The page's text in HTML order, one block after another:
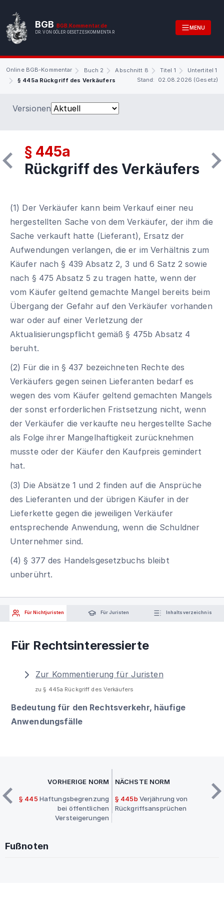
BGB BGB.Kommentar.de
DR. VON GÖLER GESETZESKOMMENTAR
MENU
Online BGB-Kommentar Buch 2 Abschnitt 8 Titel 1
Untertitel 1
§ 445a Rückgriff des Verkäufers
Stand: 02.08.2026 (Gesetz)
Versionen
§ 445a
Rückgriff des Verkäufers
(1) Der Verkäufer kann beim Verkauf einer neu
hergestellten Sache von dem Verkäufer, der ihm die
Sache verkauft hatte (Lieferant), Ersatz der
Aufwendungen verlangen, die er im Verhältnis zum
Käufer nach § 439 Absatz 2, 3 und 6 Satz 2 sowie
nach § 475 Absatz 5 zu tragen hatte, wenn der
vom Käufer geltend gemachte Mangel bereits beim
Übergang der Gefahr auf den Verkäufer vorhanden
war oder auf einer Verletzung der
Aktualisierungspflicht gemäß § 475b Absatz 4
beruht.
(2) Für die in § 437 bezeichneten Rechte des
Verkäufers gegen seinen Lieferanten bedarf es
wegen des vom Käufer geltend gemachten Mangels
der sonst erforderlichen Fristsetzung nicht, wenn
der Verkäufer die verkaufte neu hergestellte Sache
als Folge ihrer Mangelhaftigkeit zurücknehmen
musste oder der Käufer den Kaufpreis gemindert
hat.
(3) Die Absätze 1 und 2 finden auf die Ansprüche
des Lieferanten und der übrigen Käufer in der
Lieferkette gegen die jeweiligen Verkäufer
entsprechende Anwendung, wenn die Schuldner
Unternehmer sind.
(4) § 377 des Handelsgesetzbuchs bleibt
unberührt.
Für Nichtjuristen Für Juristen Inhaltsverzeichnis
Für Rechtsinteressierte
Zur Kommentierung für Juristen
zu § 445a Rückgriff des Verkäufers
Bedeutung für den Rechtsverkehr, häufige
Anwendungsfälle
VORHERIGE NORM
§ 445 Haftungsbegrenzung
bei öffentlichen
Versteigerungen
NÄCHSTE NORM
§ 445b Verjährung von
Rückgriffsansprüchen
Fußnoten